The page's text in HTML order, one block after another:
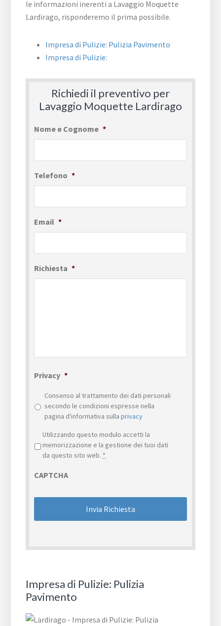
Impresa di Pulizie: Pulizia Pavimento
Impresa di Pulizie:
Richiedi il preventivo per
Lavaggio Moquette Lardirago
Nome e Cognome *
Telefono *
Email *
Richiesta *
Privacy *
Consenso al trattamento dei dati personali
secondo le condizioni espresse nella
pagina d'informativa sullaprivacy
Privacy *
Utilizzando questo modulo accetti la
memorizzazione e la gestione dei tuoi dati
da questo sito web. *
CAPTCHA
Impresa di Pulizie: Pulizia
Pavimento